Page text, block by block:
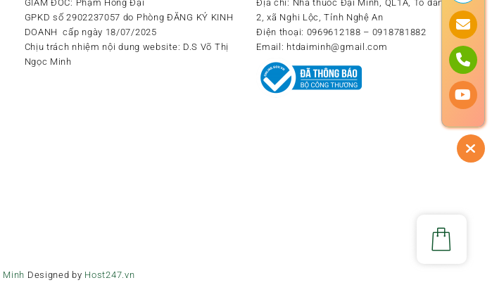
GIÁM ĐỐC: Phạm Hồng Đại
GPKD số 2902237057 do Phòng ĐĂNG KÝ KINH
DOANH cấp ngày 18/07/2025
Chịu trách nhiệm nội dung website: D.S Võ Thị
Ngọc Minh
Địa chỉ: Nhà thuốc Đại Minh, QL1A, Tổ dân phố số
2, xã Nghi Lộc, Tỉnh Nghệ An
Điện thoại: 0969612188 – 0918781882
Email: htdaiminh@gmail.com
Minh Designed by Host247.vn